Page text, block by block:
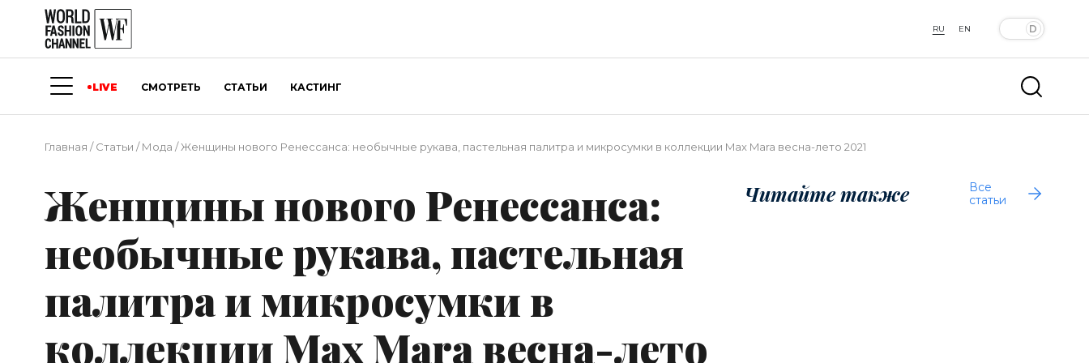
RU EN
LIVE СМОТРЕТЬ СТАТЬИ КАСТИНГ
Главная /Статьи /Мода /Женщины нового Ренессанса: необычные рукава, пастельная палитра и микросумки в коллекции Max Mara весна-лето 2021
Женщины нового Ренессанса:
необычные рукава, пастельная
палитра и микросумки в
коллекции Max Mara весна-лето
Читайте также
Все
статьи